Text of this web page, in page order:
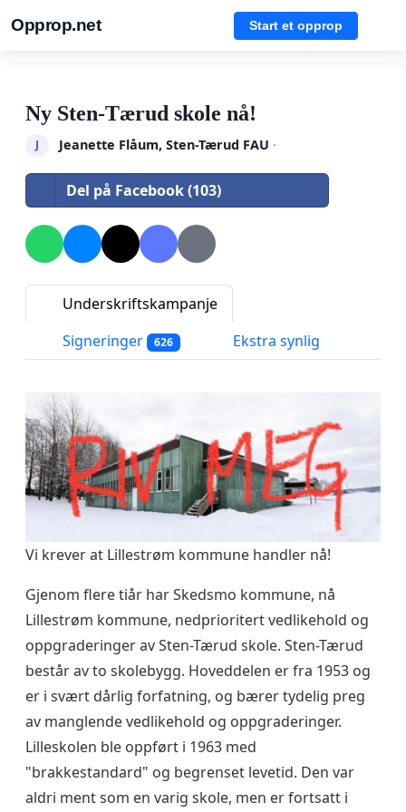
Opprop.net Start et opprop
Ny Sten-Tærud skole nå!
J Jeanette Flåum, Sten-Tærud FAU ·
Del på Facebook (103)
Underskriftskampanje
Signeringer
626 Ekstra synlig
Vi krever at Lillestrøm kommune handler nå!
Gjenom flere tiår har Skedsmo kommune, nå
Lillestrøm kommune, nedprioritert vedlikehold og
oppgraderinger av Sten-Tærud skole. Sten-Tærud
består av to skolebygg. Hoveddelen er fra 1953 og
er i svært dårlig forfatning, og bærer tydelig preg
av manglende vedlikehold og oppgraderinger.
Lilleskolen ble oppført i 1963 med
"brakkestandard" og begrenset levetid. Den var
aldri ment som en varig skole, men er fortsatt i